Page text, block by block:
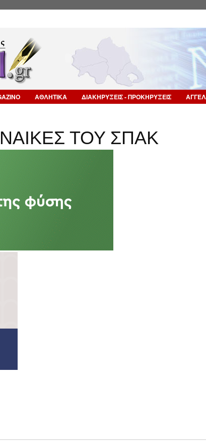
ΑΘΛΗΤΙΚΑ ΔΙΑΚΗΡΥΞΕΙΣ - ΠΡΟΚΗΡΥΞΕΙΣ
ΤΟΥ ΣΠΑΚ